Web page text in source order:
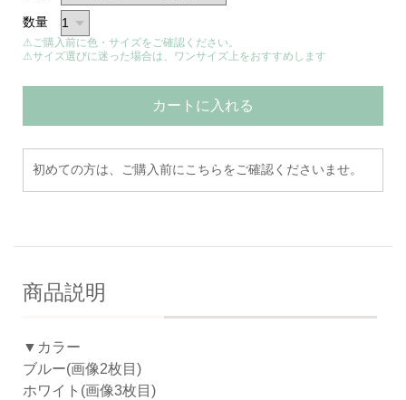
数量
⚠ご購入前に色・サイズをご確認ください。
⚠サイズ選びに迷った場合は、ワンサイズ上をおすすめします
カートに入れる
初めての方は、ご購入前にこちらをご確認くださいませ。
商品説明
▼カラー
ブルー(画像2枚目)
ホワイト(画像3枚目)